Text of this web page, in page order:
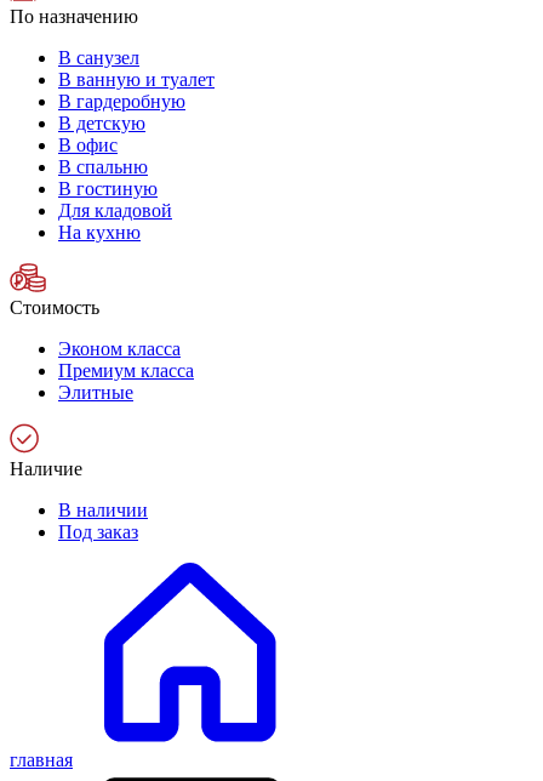
По назначению
В санузел
В ванную и туалет
В гардеробную
В детскую
В офис
В спальню
В гостиную
Для кладовой
На кухню
Стоимость
Эконом класса
Премиум класса
Элитные
Наличие
В наличии
Под заказ
главная